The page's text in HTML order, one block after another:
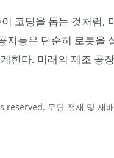
코딩을 돕는 것처럼,
지능은 단순히 로봇
한다. 미래의 제조 공
무단 전재 및 재